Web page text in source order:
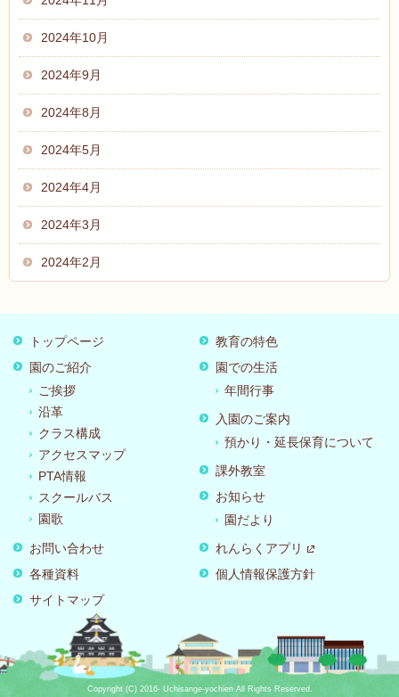
2024年10月
2024年9月
2024年8月
2024年5月
2024年4月
2024年3月
2024年2月
トップページ
園のご紹介
ご挨拶
沿革
クラス構成
アクセスマップ
PTA情報
スクールバス
園歌
教育の特色
園での生活
年間行事
入園のご案内
預かり・延長保育について
課外教室
お知らせ
園だより
お問い合わせ
れんらくアプリ
各種資料
個人情報保護方針
サイトマップ
Copyright (C) 2016- Uchisange-yochien All Rights Reserved.